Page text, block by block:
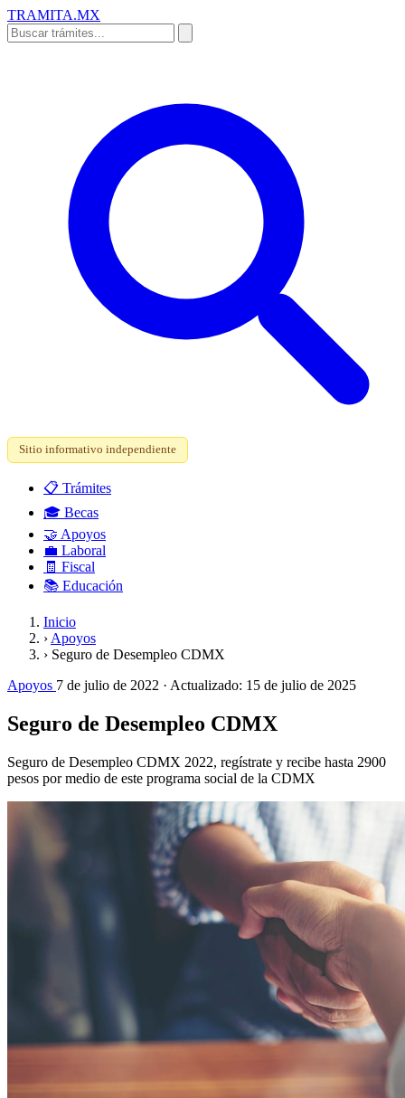
TRAMITA.MX
Sitio informativo independiente
📋 Trámites
🎓 Becas
🤝 Apoyos
💼 Laboral
🧾 Fiscal
📚 Educación
Inicio
› Apoyos
› Seguro de Desempleo CDMX
Apoyos 7 de julio de 2022 · Actualizado: 15 de julio de 2025
Seguro de Desempleo CDMX
Seguro de Desempleo CDMX 2022, regístrate y recibe hasta 2900
pesos por medio de este programa social de la CDMX